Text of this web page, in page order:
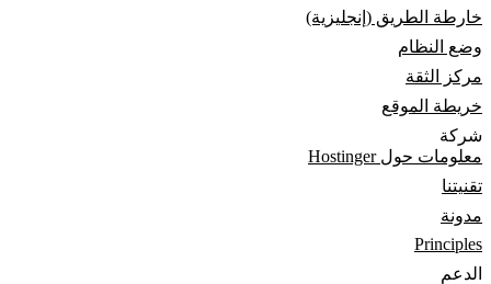
خارطة الطريق (إنجليزية)
وضع النظام
مركز الثقة
خريطة الموقع
شركة
معلومات حول Hostinger
تقنيتنا
مدونة
Principles
الدعم